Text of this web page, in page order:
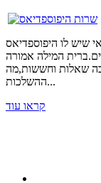
שיש לו היפוספדיאס
המילה אמורה
שאלות וחששות,מה
ההשלכות...
קראו עוד